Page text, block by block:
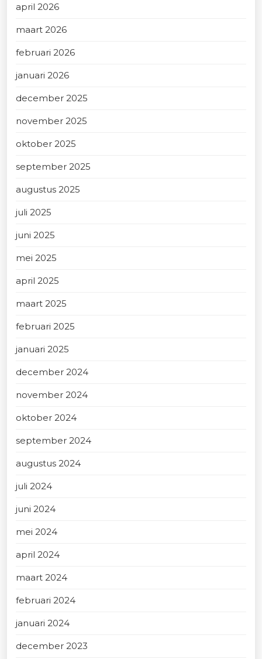
april 2026
maart 2026
februari 2026
januari 2026
december 2025
november 2025
oktober 2025
september 2025
augustus 2025
juli 2025
juni 2025
mei 2025
april 2025
maart 2025
februari 2025
januari 2025
december 2024
november 2024
oktober 2024
september 2024
augustus 2024
juli 2024
juni 2024
mei 2024
april 2024
maart 2024
februari 2024
januari 2024
december 2023